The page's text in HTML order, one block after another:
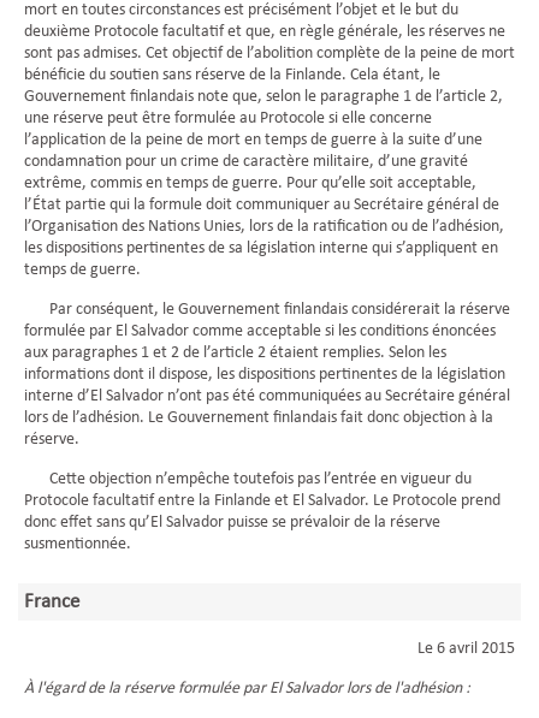
mort en toutes circonstances est précisément l’objet et le but du
deuxième Protocole facultatif et que, en règle générale, les réserves ne
sont pas admises. Cet objectif de l’abolition complète de la peine de mort
bénéficie du soutien sans réserve de la Finlande. Cela étant, le
Gouvernement finlandais note que, selon le paragraphe 1 de l’article 2,
une réserve peut être formulée au Protocole si elle concerne
l’application de la peine de mort en temps de guerre à la suite d’une
condamnation pour un crime de caractère militaire, d’une gravité
extrême, commis en temps de guerre. Pour qu’elle soit acceptable,
l’État partie qui la formule doit communiquer au Secrétaire général de
l’Organisation des Nations Unies, lors de la ratification ou de l’adhésion,
les dispositions pertinentes de sa législation interne qui s’appliquent en
temps de guerre.
Par conséquent, le Gouvernement finlandais considérerait la réserve
formulée par El Salvador comme acceptable si les conditions énoncées
aux paragraphes 1 et 2 de l’article 2 étaient remplies. Selon les
informations dont il dispose, les dispositions pertinentes de la législation
interne d’El Salvador n’ont pas été communiquées au Secrétaire général
lors de l’adhésion. Le Gouvernement finlandais fait donc objection à la
réserve.
Cette objection n’empêche toutefois pas l’entrée en vigueur du
Protocole facultatif entre la Finlande et El Salvador. Le Protocole prend
donc effet sans qu’El Salvador puisse se prévaloir de la réserve
susmentionnée.
France
Le 6 avril 2015
À l'égard de la réserve formulée par El Salvador lors de l'adhésion :